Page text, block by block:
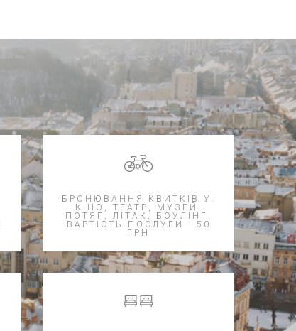
БРОНЮВАННЯ КВИТКІВ У:
КІНО, ТЕАТР, МУЗЕЙ,
ПОТЯГ, ЛІТАК, БОУЛІНГ.
ВАРТІСТЬ ПОСЛУГИ - 50
ГРН